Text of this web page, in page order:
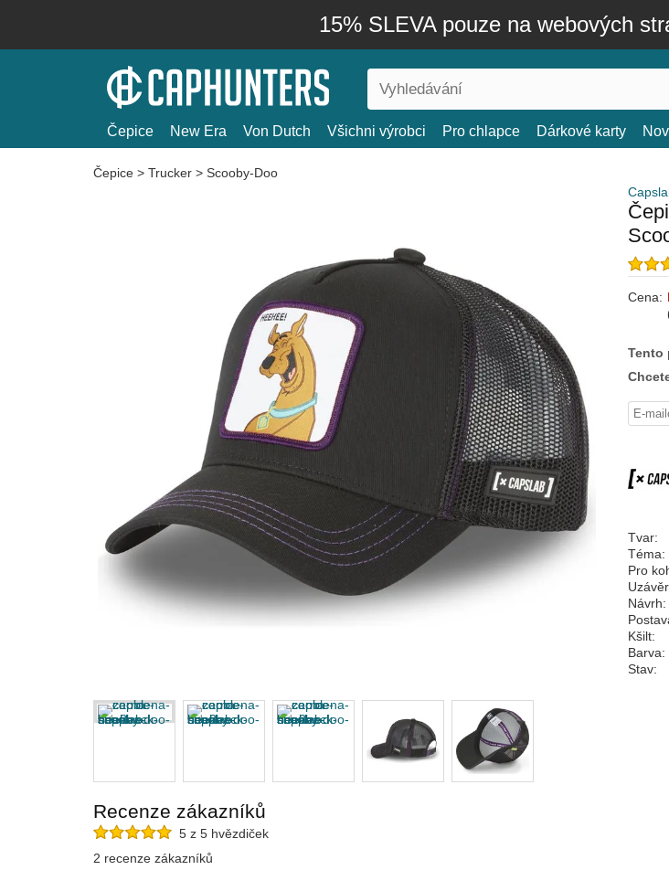
15% SLEVA pouze na webových
Čepice New Era Von Dutch Všichni výrobci Pro chlapce Dárkové karty
Čepice > Trucker > Scooby-Doo
Cena:
Tento
Tvar:
Téma:
Pro
Návrh:
Kšilt:
Barva:
Stav:
Recenze zákazníků
5 z 5 hvězdiček
2 recenze zákazníků